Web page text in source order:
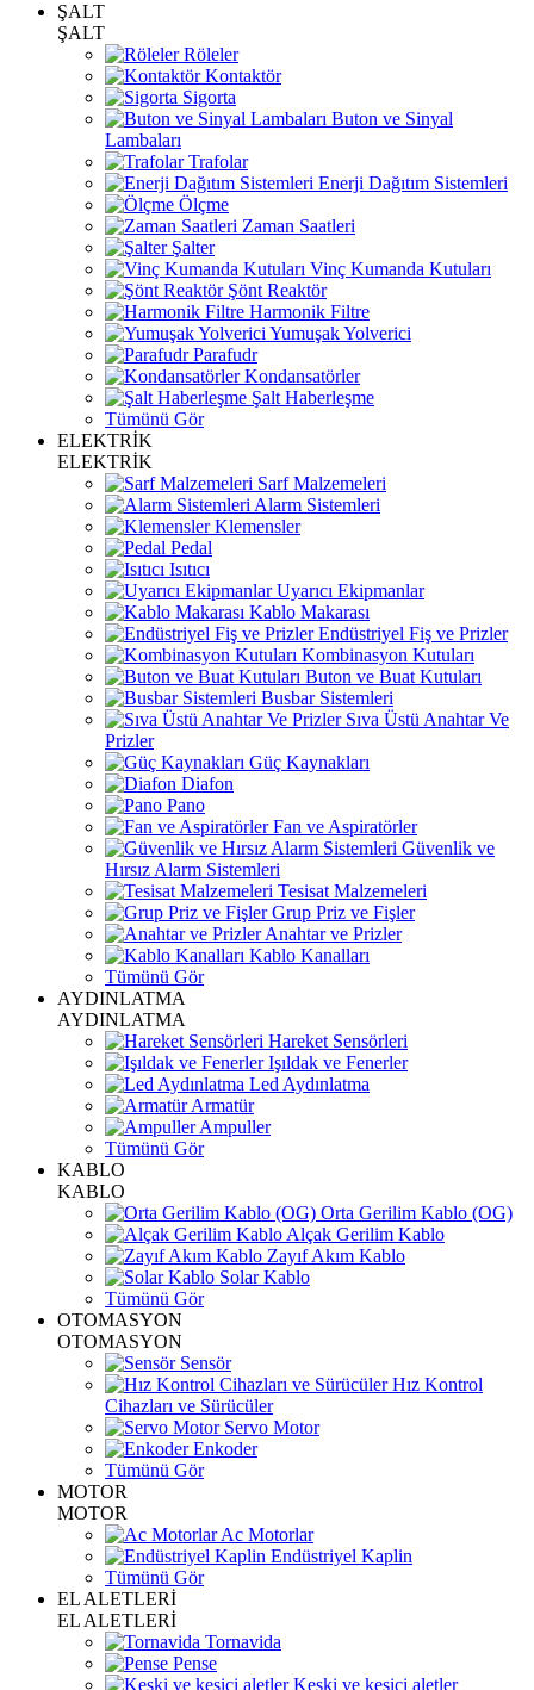
ŞALT
ŞALT
Röleler
Kontaktör
Sigorta
Buton ve Sinyal
Lambaları
Trafolar
Enerji Dağıtım Sistemleri
Ölçme
Zaman Saatleri
Şalter
Vinç Kumanda Kutuları
Şönt Reaktör
Harmonik Filtre
Yumuşak Yolverici
Parafudr
Kondansatörler
Şalt Haberleşme
Tümünü Gör
ELEKTRİK
ELEKTRİK
Sarf Malzemeleri
Alarm Sistemleri
Klemensler
Pedal
Isıtıcı
Uyarıcı Ekipmanlar
Kablo Makarası
Endüstriyel Fiş ve Prizler
Kombinasyon Kutuları
Buton ve Buat Kutuları
Busbar Sistemleri
Sıva Üstü Anahtar Ve
Prizler
Güç Kaynakları
Diafon
Pano
Fan ve Aspiratörler
Güvenlik ve
Hırsız Alarm Sistemleri
Tesisat Malzemeleri
Grup Priz ve Fişler
Anahtar ve Prizler
Kablo Kanalları
Tümünü Gör
AYDINLATMA
AYDINLATMA
Hareket Sensörleri
Işıldak ve Fenerler
Led Aydınlatma
Armatür
Ampuller
Tümünü Gör
KABLO
KABLO
Orta Gerilim Kablo (OG)
Alçak Gerilim Kablo
Zayıf Akım Kablo
Solar Kablo
Tümünü Gör
OTOMASYON
OTOMASYON
Sensör
Hız Kontrol
Cihazları ve Sürücüler
Servo Motor
Enkoder
Tümünü Gör
MOTOR
MOTOR
Ac Motorlar
Endüstriyel Kaplin
Tümünü Gör
EL ALETLERİ
EL ALETLERİ
Tornavida
Pense
Keski ve kesici aletler